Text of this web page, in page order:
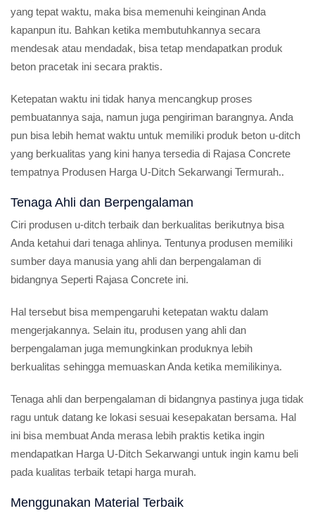
yang tepat waktu, maka bisa memenuhi keinginan Anda
kapanpun itu. Bahkan ketika membutuhkannya secara
mendesak atau mendadak, bisa tetap mendapatkan produk
beton pracetak ini secara praktis.
Ketepatan waktu ini tidak hanya mencangkup proses
pembuatannya saja, namun juga pengiriman barangnya. Anda
pun bisa lebih hemat waktu untuk memiliki produk beton u-ditch
yang berkualitas yang kini hanya tersedia di Rajasa Concrete
tempatnya Produsen Harga U-Ditch Sekarwangi Termurah..
Tenaga Ahli dan Berpengalaman
Ciri produsen u-ditch terbaik dan berkualitas berikutnya bisa
Anda ketahui dari tenaga ahlinya. Tentunya produsen memiliki
sumber daya manusia yang ahli dan berpengalaman di
bidangnya Seperti Rajasa Concrete ini.
Hal tersebut bisa mempengaruhi ketepatan waktu dalam
mengerjakannya. Selain itu, produsen yang ahli dan
berpengalaman juga memungkinkan produknya lebih
berkualitas sehingga memuaskan Anda ketika memilikinya.
Tenaga ahli dan berpengalaman di bidangnya pastinya juga tidak
ragu untuk datang ke lokasi sesuai kesepakatan bersama. Hal
ini bisa membuat Anda merasa lebih praktis ketika ingin
mendapatkan Harga U-Ditch Sekarwangi untuk ingin kamu beli
pada kualitas terbaik tetapi harga murah.
Menggunakan Material Terbaik